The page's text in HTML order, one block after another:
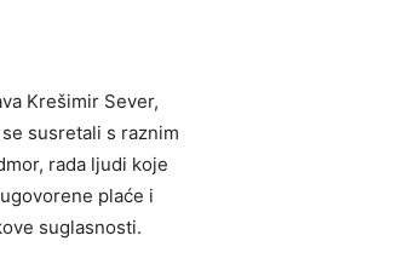
Krešimir Sever,
susretali s raznim
rada ljudi koje
plaće i
suglasnosti.